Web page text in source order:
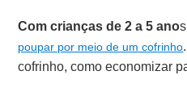
Com crianças de 2 a 5 ano
poupar por meio de um cofrinho
cofrinho, como economizar